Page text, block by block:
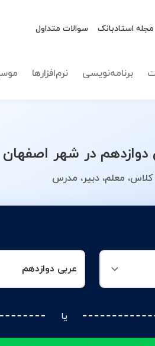
مجله استادبانک سوالات متداول
برنامه‌نویسی نرم‌افزارها
در شهر
معلم، دبیر، مدرس
عربی دوازدهم
یا